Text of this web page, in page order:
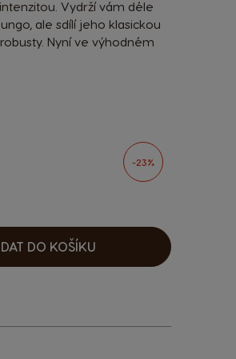
Vydrží vám déle
ale sdílí jeho klasickou
Nyní ve výhodném
-23%
DO KOŠÍKU